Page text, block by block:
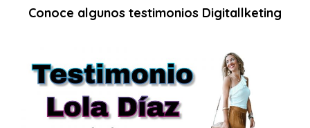
Conoce algunos testimonios Digitallketing